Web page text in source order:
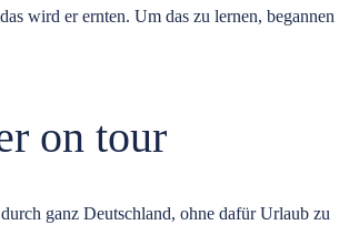
wird er ernten. Um das zu lernen, begannen
on tour
ganz Deutschland, ohne dafür Urlaub zu